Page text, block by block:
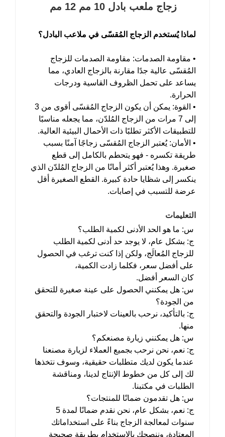
زجاج ملعب بادل 10 مم 12 مم
لماذا يُستخدم الزجاج المُقسّى في ملاعب البادل؟
• مقاومة الصدمات: مقاومة الصدمات للزجاج
المُقسّى عالية جدًا مقارنة بالزجاج العادي، مما
يساعد على تحمل الظروف القاسية ودرجات
الحرارة.
• القوة: يمكن أن يكون الزجاج المُقسّى أقوى من 3
إلى 7 مرات من الزجاج المُلدّن، مما يجعله مناسبًا
للتطبيقات الأكثر تطلبًا ذات الأحمال البيئية العالية.
• الأمان: يُعتبر الزجاج المُقسّى زجاجًا آمنًا بسبب
طريقة تكسره - فهو يتحطم بالكامل إلى قطع
صغيرة. وهذا يُعتبر أكثر أمانًا من الزجاج المُلدّن الذي
ينكسر إلى شظايا حادة كبيرة. القطع الصغيرة أقل
عرضة للتسبب في إصابات.
التعليمات
س: ما هو الحد الأدنى لكمية الطلب؟
ج: بشكل عام، لا يوجد حد أدنى لكمية الطلب
للزجاج المُعالَج، ولكن إذا كنت ترغب في الحصول
على أفضل سعر، فكلما زادت الكمية،
كان السعر أفضل.
س: هل يمكنني الحصول على عينة صغيرة للتحقق
من الجودة؟
ج: بالتأكيد، نرحب بالعينات لاختبار الجودة والتحقق
منها.
س: هل يمكنني زيارة مصنعكم؟
ج: نعم، نحن نرحب بجميع العملاء لزيارة مصنعنا
عندما يكون لديك متطلبات حقيقية، وسوف نتخذها
لك إلى كل من خطوط الإنتاج لدينا، ومناقشة
الطلبات في مكتبنا.
س: هل تقدمون ضمانًا للمنتجات؟
ج: نعم، بشكل عام، نحن نقدم ضمانًا لمدة 5
سنوات لمعالجة الزجاج بناءً على استخداماتك
المعتادة، وننصحك بالاستخدام بطريقة صحيحة